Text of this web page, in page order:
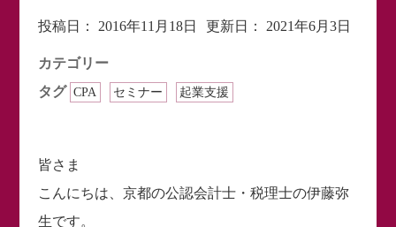
投稿日： 2016年11月18日 更新日： 2021年6月3日
カテゴリー
タグ CPA セミナー 起業支援
皆さま
こんにちは、京都の公認会計士・税理士の伊藤弥
生です。